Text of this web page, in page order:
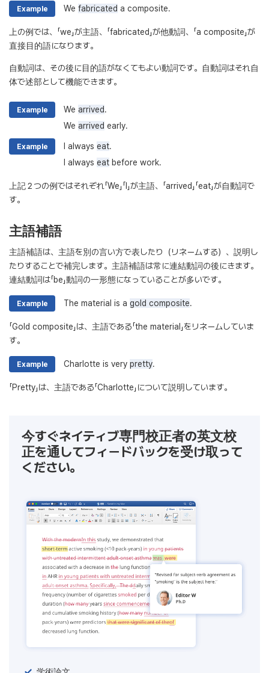
Example We fabricated a composite.
上の例では、「we」が主語、「fabricated」が他動詞、「a composite」が
直接目的語になります。
自動詞は、その後に目的語がなくてもよい動詞です。自動詞はそれ自
体で述部として機能できます。
Example We arrived.
We arrived early.
Example I always eat.
I always eat before work.
上記２つの例ではそれぞれ「We」「I」が主語、「arrived」「eat」が自動詞で
す。
主語補語
主語補語は、主語を別の言い方で表したり（リネームする）、説明し
たりすることで補完します。主語補語は常に連結動詞の後にきます。
連結動詞は「be」動詞の一形態になっていることが多いです。
Example The material is a gold composite.
「Gold composite」は、主語である「the material」をリネームしていま
す。
Example Charlotte is very pretty.
「Pretty」は、主語である「Charlotte」について説明しています。
今すぐネイティブ専門校正者の英文校
正を通してフィードバックを受け取って
ください。